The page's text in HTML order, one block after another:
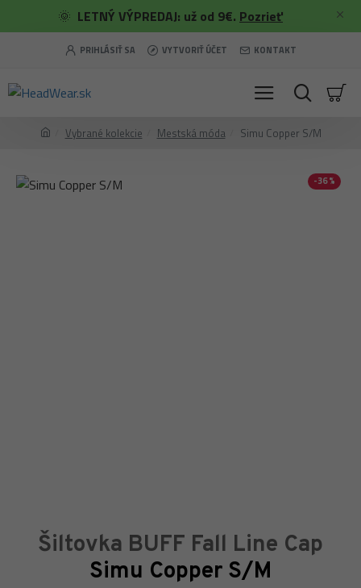
🌞 LETNÝ VÝPREDAJ: už od 9€. Pozrieť
PRIHLÁSIŤ SA VYTVORIŤ ÚČET KONTAKT
Vybrané kolekcie Mestská móda Simu Copper S/M
-36 %
Šiltovka BUFF Fall Line Cap
Simu Copper S/M